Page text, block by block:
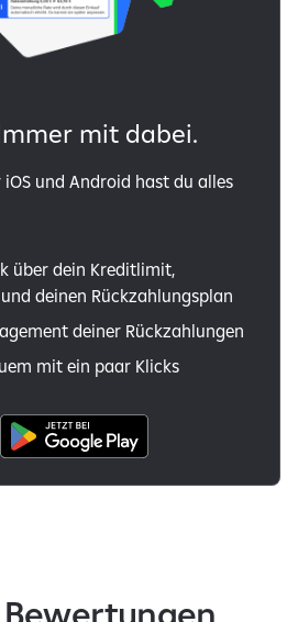
mit dabei.
und Android hast du alles
über dein Kreditlimit,
deinen Rückzahlungsplan
deiner Rückzahlungen
mit ein paar Klicks